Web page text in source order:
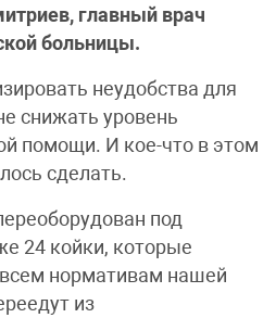
главный врач
больницы.
неудобства для
снижать уровень
помощи. И кое-что в этом
сделать.
под
24 койки, которые
нормативам нашей
из